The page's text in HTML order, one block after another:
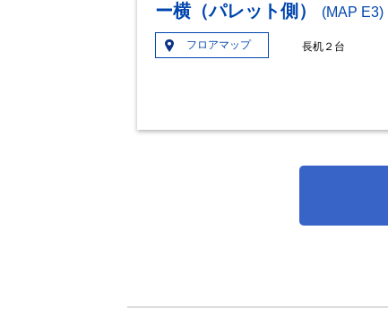
ー横（パレット側）
(MAP E3)
フロアマップ 長机２台